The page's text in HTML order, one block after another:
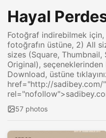
Hayal
Fotoğraf indirebilmek için,
fotoğrafın üstüne, 2) All
sizes (Square, Thumbnail,
Original),
Download, üstüne
href="http://sadibey.com/"
57 photos